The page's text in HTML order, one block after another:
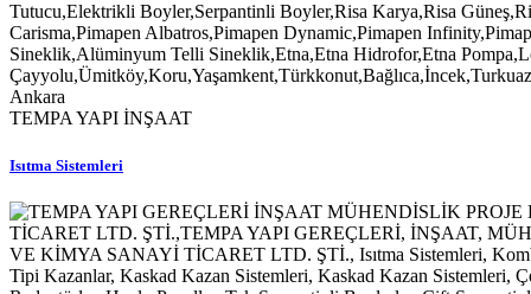
TEMPA YAPI İNŞAAT
Isıtma Sistemleri